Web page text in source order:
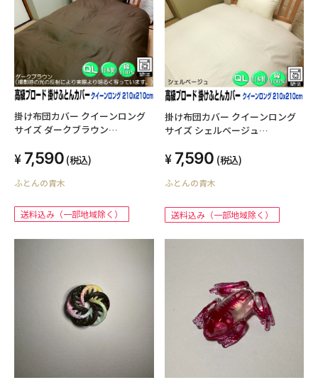
掛け布団カバー クイーンロング
サイズ ダークブラウン
ブロード オールシーズン 洗える
ウォッシャブル 洗濯可能 ファス
ナー SWING COLOR 国産生地 自
イーンサイズ cotton 蒲団カバー
天然繊維 cover オリジナル ハン
ドメイド ふとんかばー
7,590 (税込)
ふとんの青木
送料込み（一部地域除く）
掛け布団カバー クイーンロング
サイズ シェルベージュ
ブロード オールシーズン 洗える
ウォッシャブル 洗濯可能 ファス
ナー SWING COLOR 国産生地 自
イーンサイズ cotton 蒲団カバー
天然繊維 cover オリジナル ハン
ドメイド ふとんかばー
7,590 (税込)
ふとんの青木
送料込み（一部地域除く）